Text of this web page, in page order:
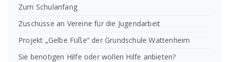
Zum Schulanfang
Zuschüsse an Vereine für die Jugendarbeit
Projekt „Gelbe Füße“ der Grundschule Wattenheim
Sie benötigen Hilfe oder wollen Hilfe anbieten?